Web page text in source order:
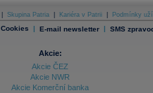
Skupina Patria Kariéra v Patrii Podmínky
Cookies | E-mail newsletter | SMS
Akcie:
Akcie ČEZ
Akcie NWR
Akcie Komerční banka